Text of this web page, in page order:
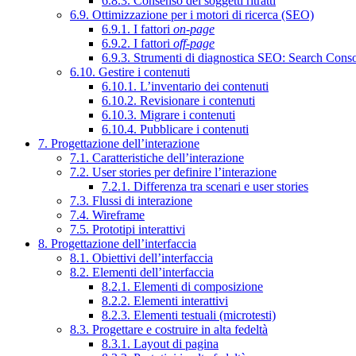
6.9. Ottimizzazione per i motori di ricerca (SEO)
6.9.1. I fattori on-page
6.9.2. I fattori off-page
6.9.3. Strumenti di diagnostica SEO: Search
6.10. Gestire i contenuti
6.10.1. L’inventario dei contenuti
6.10.2. Revisionare i contenuti
6.10.3. Migrare i contenuti
6.10.4. Pubblicare i contenuti
7. Progettazione dell’interazione
7.1. Caratteristiche dell’interazione
7.2. User stories per definire l’interazione
7.2.1. Differenza tra scenari e user stories
7.3. Flussi di interazione
7.4. Wireframe
7.5. Prototipi interattivi
8. Progettazione dell’interfaccia
8.1. Obiettivi dell’interfaccia
8.2. Elementi dell’interfaccia
8.2.1. Elementi di composizione
8.2.2. Elementi interattivi
8.2.3. Elementi testuali (microtesti)
8.3. Progettare e costruire in alta fedeltà
8.3.1. Layout di pagina